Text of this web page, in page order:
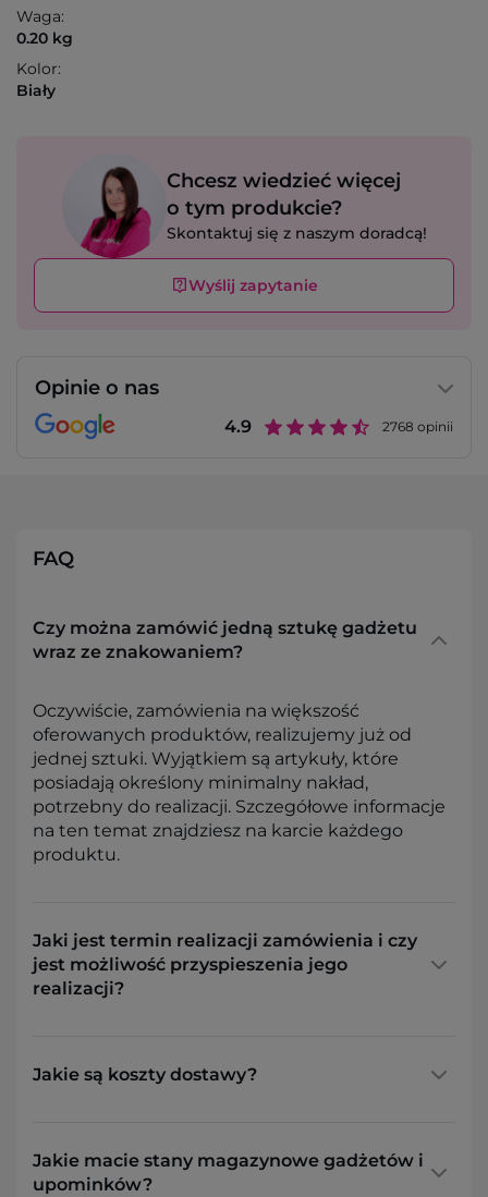
Waga:
0.20 kg
Kolor:
Biały
Chcesz wiedzieć więcej
o tym produkcie?
Skontaktuj się z naszym doradcą!
Wyślij zapytanie
Opinie o nas
4.9 2768 opinii
FAQ
Czy można zamówić jedną sztukę gadżetu
wraz ze znakowaniem?
Oczywiście, zamówienia na większość
oferowanych produktów, realizujemy już od
jednej sztuki. Wyjątkiem są artykuły, które
posiadają określony minimalny nakład,
potrzebny do realizacji. Szczegółowe informacje
na ten temat znajdziesz na karcie każdego
produktu.
Jaki jest termin realizacji zamówienia i czy
jest możliwość przyspieszenia jego
realizacji?
Jakie są koszty dostawy?
Jakie macie stany magazynowe gadżetów i
upominków?